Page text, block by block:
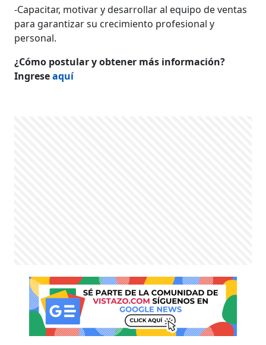
-Capacitar, motivar y desarrollar al equipo de ventas
para garantizar su crecimiento profesional y
personal.
¿Cómo postular y obtener más información?
Ingreseaquí